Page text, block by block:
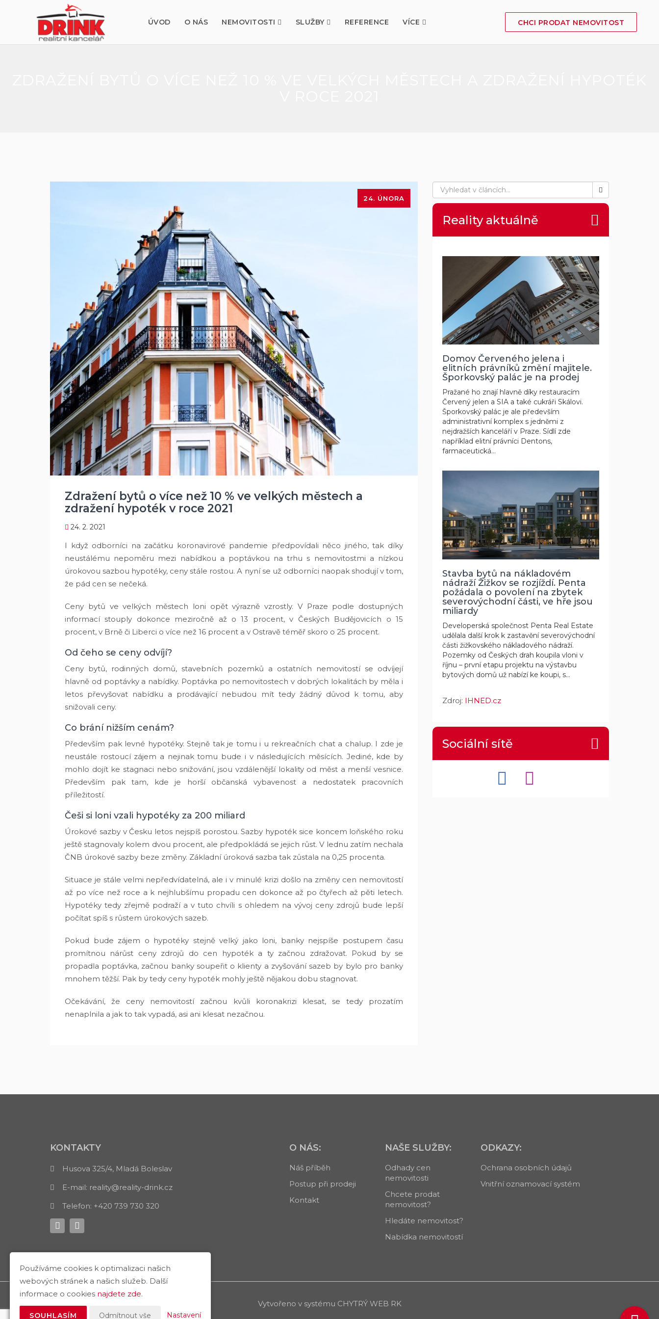
ÚVOD O NÁS NEMOVITOSTI SLUŽBY REFERENCE VÍCE CHCI PRODAT NEMOVITOST
Zdražení bytů o více než 10 % ve velkých městech a
zdražení hypoték v roce 2021
24. 2. 2021
24. ÚNORA
I když odborníci na začátku koronavirové pandemie předpovídali něco jiného, tak díky
neustálému nepoměru mezi nabídkou a poptávkou na trhu s nemovitostmi a nízkou
úrokovou sazbou hypotéky, ceny stále rostou. A nyní se už odborníci naopak shodují v tom,
že pád cen se nečeká.
Ceny bytů ve velkých městech loni opět výrazně vzrostly. V Praze podle dostupných
informací stouply dokonce meziročně až o 13 procent, v Českých Budějovicích o 15
procent, v Brně či Liberci o více než 16 procent a v Ostravě téměř skoro o 25 procent.
Od čeho se ceny odvíjí?
Ceny bytů, rodinných domů, stavebních pozemků a ostatních nemovitostí se odvíjejí
hlavně od poptávky a nabídky. Poptávka po nemovitostech v dobrých lokalitách by měla i
letos převyšovat nabídku a prodávající nebudou mít tedy žádný důvod k tomu, aby
snižovali ceny.
Co brání nižším cenám?
Především pak levné hypotéky. Stejně tak je tomu i u rekreačních chat a chalup. I zde je
neustále rostoucí zájem a nejinak tomu bude i v následujících měsících. Jediné, kde by
mohlo dojít ke stagnaci nebo snižování, jsou vzdálenější lokality od měst a menší vesnice.
Především pak tam, kde je horší občanská vybavenost a nedostatek pracovních
příležitostí.
Češi si loni vzali hypotéky za 200 miliard
Úrokové sazby v Česku letos nejspíš porostou. Sazby hypoték sice koncem loňského roku
ještě stagnovaly kolem dvou procent, ale předpokládá se jejich růst. V lednu zatím nechala
ČNB úrokové sazby beze změny. Základní úroková sazba tak zůstala na 0,25 procenta.
Situace je stále velmi nepředvídatelná, ale i v minulé krizi došlo na změny cen nemovitostí
až po více než roce a k nejhlubšímu propadu cen dokonce až po čtyřech až pěti letech.
Hypotéky tedy zřejmě podraží a v tuto chvíli s ohledem na vývoj ceny zdrojů bude lepší
počítat spíš s růstem úrokových sazeb.
Pokud bude zájem o hypotéky stejně velký jako loni, banky nejspíše postupem času
promítnou nárůst ceny zdrojů do cen hypoték a ty začnou zdražovat. Pokud by se
propadla poptávka, začnou banky soupeřit o klienty a zvyšování sazeb by bylo pro banky
mnohem těžší. Pak by tedy ceny hypoték mohly ještě nějakou dobu stagnovat.
Očekávání, že ceny nemovitostí začnou kvůli koronakrizi klesat, se tedy prozatím
nenaplnila a jak to tak vypadá, asi ani klesat nezačnou.
Reality aktuálně
Domov Červeného jelena i
elitních právníků změní majitele.
Šporkovský palác je na prodej
Pražané ho znají hlavně díky restauracím
Červený jelen a SIA a také cukráři Skálovi.
Šporkovský palác je ale především
administrativní komplex s jedněmi z
nejdražších kanceláří v Praze. Sídlí zde
například elitní právníci Dentons,
farmaceutická...
Stavba bytů na nákladovém
nádraží Žižkov se rozjíždí. Penta
požádala o povolení na zbytek
severovýchodní části, ve hře jsou
miliardy
Developerská společnost Penta Real Estate
udělala další krok k zastavění severovýchodní
části žižkovského nákladového nádraží.
Pozemky od Českých drah koupila vloni v
říjnu – první etapu projektu na výstavbu
bytových domů už nabízí ke koupi, s...
Zdroj: IHNED.cz
Sociální sítě
KONTAKTY
Husova 325/4, Mladá Boleslav
E-mail: reality@reality-drink.cz
Telefon: +420 739 730 320
O NÁS:
Náš příběh
Postup při prodeji
Kontakt
NAŠE SLUŽBY:
Odhady cen
nemovitosti
Chcete prodat
nemovitost?
Hledáte nemovitost?
Nabídka nemovitostí
ODKAZY:
Ochrana osobních údajů
Vnitřní oznamovací systém
Vytvořeno v systému CHYTRÝ WEB RK
Používáme cookies k optimalizaci našich
webových stránek a našich služeb. Další
informace o cookies najdete zde.
SOUHLASÍM Odmítnout vše Nastavení